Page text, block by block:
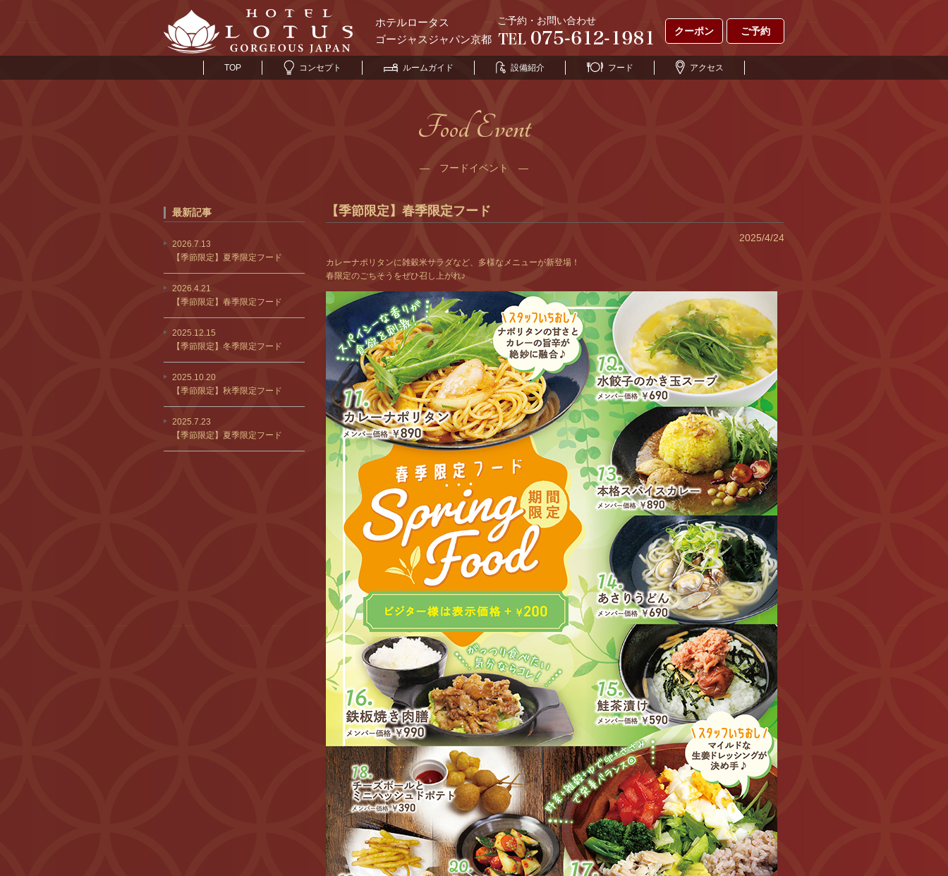
ホテルロータス
ゴージャスジャパン京都
ご予約・お問い合わせ
クーポン
ご予約
TOP コンセプト ルームガイド 設備紹介 フード アクセス
Food Event
― フードイベント ―
【季節限定】春季限定フード
2025/4/24
カレーナポリタンに雑穀米サラダなど、多様なメニューが新登場！
春限定のごちそうをぜひ召し上がれ♪
最新記事
2026.7.13
【季節限定】夏季限定フード
2026.4.21
【季節限定】春季限定フード
2025.12.15
【季節限定】冬季限定フード
2025.10.20
【季節限定】秋季限定フード
2025.7.23
【季節限定】夏季限定フード